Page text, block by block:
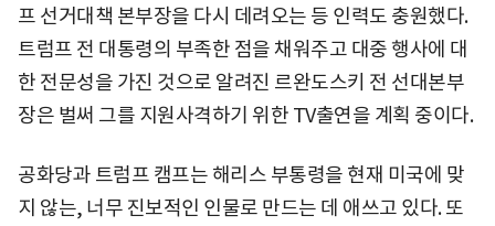
프 선거대책 본부장을 다시 데려오는 등 인력도 충원했다.
트럼프 전 대통령의 부족한 점을 채워주고 대중 행사에 대
한 전문성을 가진 것으로 알려진 르완도스키 전 선대본부
장은 벌써 그를 지원사격하기 위한 TV출연을 계획 중이다.
공화당과 트럼프 캠프는 해리스 부통령을 현재 미국에 맞
지 않는, 너무 진보적인 인물로 만드는 데 애쓰고 있다. 또